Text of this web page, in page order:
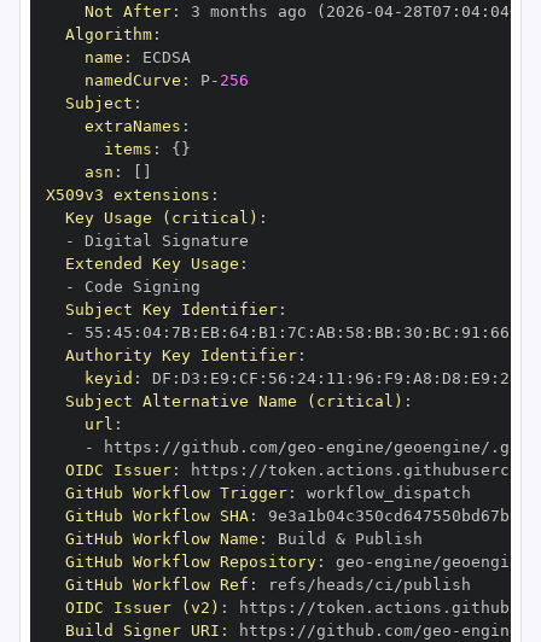
Not After: 3 months ago (2026 -04- 28T07 : 04: 04+00
Algorithm:
name :
namedCurve : P- 256
Subject :
extraNames :
items : { }
asn :
X509v3 extensions :
Key Usage (critical) :
-
Extended Key Usage :
-
Subject Key Identifier:
-
55 : 45 : 04: 7B: EB: 64: B1 : 7C : AB: 58 : BB: 30 : BC : 91 : 66
Authority Key Identifier:
keyid : DF : D3 : E9 : CF : 56 : 24: 11 : 96 : F9 : A8 : D8 : E9 : 28
Subject Alternative Name (critical) :
url :
-
https : //github.com/geo -
OIDC Issuer: https :
GitHub Workflow Trigger:
GitHub Workflow SHA:
GitHub Workflow Name :
GitHub Workflow Repository: geo -
GitHub Workflow Ref :
OIDC Issuer (v2) : https :
Build Signer URI : https : //github.com/geo -